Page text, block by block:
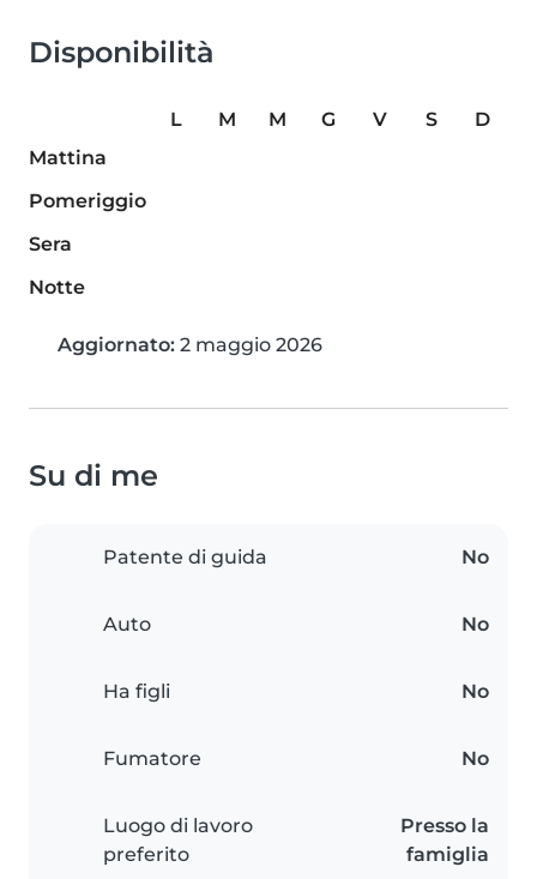
Disponibilità
L M M G V S
D
Mattina
Pomeriggio
Sera
Notte
Aggiornato: 2 maggio 2026
Su di me
Patente di guida No
Auto No
Ha figli No
Fumatore No
Luogo di lavoro
preferito
Presso la
famiglia